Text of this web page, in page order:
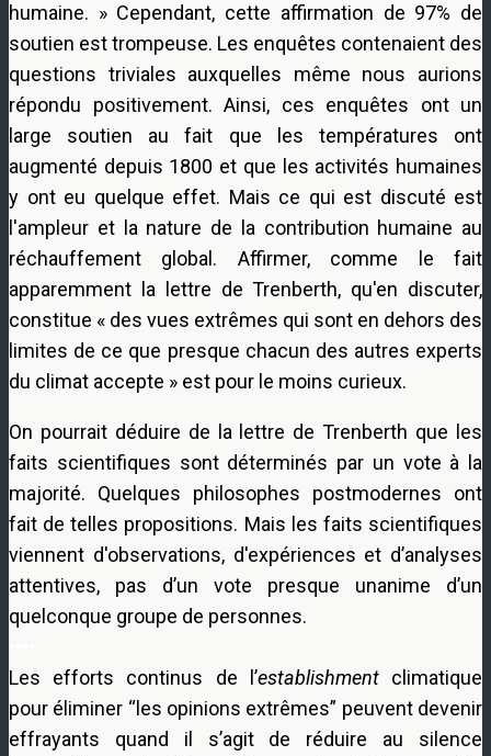
humaine. » Cependant, cette affirmation de 97% de
soutien est trompeuse. Les enquêtes contenaient des
questions triviales auxquelles même nous aurions
répondu positivement. Ainsi, ces enquêtes ont un
large soutien au fait que les températures ont
augmenté depuis 1800 et que les activités humaines
y ont eu quelque effet. Mais ce qui est discuté est
l'ampleur et la nature de la contribution humaine au
réchauffement global. Affirmer, comme le fait
apparemment la lettre de Trenberth, qu'en discuter,
constitue « des vues extrêmes qui sont en dehors des
limites de ce que presque chacun des autres experts
du climat accepte » est pour le moins curieux.
On pourrait déduire de la lettre de Trenberth que les
faits scientifiques sont déterminés par un vote à la
majorité. Quelques philosophes postmodernes ont
fait de telles propositions. Mais les faits scientifiques
viennent d'observations, d'expériences et d’analyses
attentives, pas d’un vote presque unanime d’un
quelconque groupe de personnes.
Les efforts continus de l’establishmentclimatique
pour éliminer “les opinions extrêmes” peuvent devenir
effrayants quand il s’agit de réduire au silence